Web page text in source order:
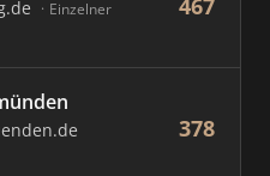
Einzelner
467
378